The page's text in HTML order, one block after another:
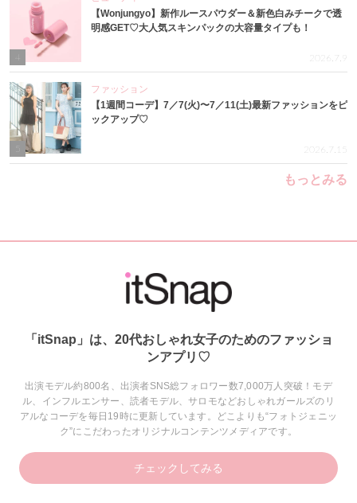
4
【Wonjungyo】新作ルースパウダー＆新色白みチークで透
明感GET♡大人気スキンパックの大容量タイプも！
2026.7.9
ファッション
【1週間コーデ】7／7(火)〜7／11(土)最新ファッションをピ
ックアップ♡
2026.7.15
もっとみる
「itSnap」は、20代おしゃれ女子のためのファッショ
ンアプリ♡
出演モデル約800名、出演者SNS総フォロワー数7,000万人突破！モデ
ル、インフルエンサー、読者モデル、サロモなどおしゃれガールズのリ
アルなコーデを毎日19時に更新しています。どこよりも“フォトジェニッ
ク”にこだわったオリジナルコンテンツメディアです。
チェックしてみる